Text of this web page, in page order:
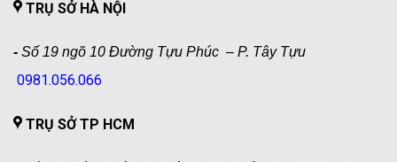
TRỤ SỞ HÀ NỘI
- Số 19 ngõ 10 Đường Tựu Phúc – P. Tây Tựu
0981.056.066
TRỤ SỞ TP HCM